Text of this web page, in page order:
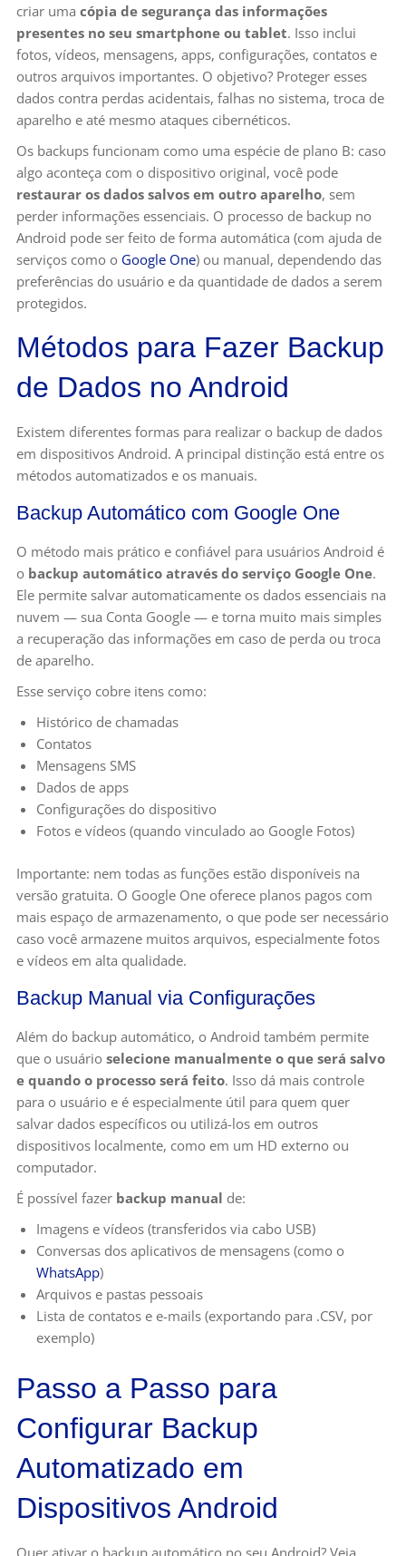
criar uma cópia de segurança das informações
presentes no seu smartphone ou tablet. Isso inclui
fotos, vídeos, mensagens, apps, configurações, contatos e
outros arquivos importantes. O objetivo? Proteger esses
dados contra perdas acidentais, falhas no sistema, troca de
aparelho e até mesmo ataques cibernéticos.
Os backups funcionam como uma espécie de plano B: caso
algo aconteça com o dispositivo original, você pode
restaurar os dados salvos em outro aparelho, sem
perder informações essenciais. O processo de backup no
Android pode ser feito de forma automática (com ajuda de
serviços como o Google One) ou manual, dependendo das
preferências do usuário e da quantidade de dados a serem
protegidos.
Métodos para Fazer Backup
de Dados no Android
Existem diferentes formas para realizar o backup de dados
em dispositivos Android. A principal distinção está entre os
métodos automatizados e os manuais.
Backup Automático com Google One
O método mais prático e confiável para usuários Android é
o backup automático através do serviço Google One.
Ele permite salvar automaticamente os dados essenciais na
nuvem — sua Conta Google — e torna muito mais simples
a recuperação das informações em caso de perda ou troca
de aparelho.
Esse serviço cobre itens como:
Histórico de chamadas
Contatos
Mensagens SMS
Dados de apps
Configurações do dispositivo
Fotos e vídeos (quando vinculado ao Google Fotos)
Importante: nem todas as funções estão disponíveis na
versão gratuita. O Google One oferece planos pagos com
mais espaço de armazenamento, o que pode ser necessário
caso você armazene muitos arquivos, especialmente fotos
e vídeos em alta qualidade.
Backup Manual via Configurações
Além do backup automático, o Android também permite
que o usuário selecione manualmente o que será salvo
e quando o processo será feito. Isso dá mais controle
para o usuário e é especialmente útil para quem quer
salvar dados específicos ou utilizá-los em outros
dispositivos localmente, como em um HD externo ou
computador.
É possível fazer backup manual de:
Imagens e vídeos (transferidos via cabo USB)
Conversas dos aplicativos de mensagens (como o
WhatsApp)
Arquivos e pastas pessoais
Lista de contatos e e-mails (exportando para .CSV, por
exemplo)
Passo a Passo para
Configurar Backup
Automatizado em
Dispositivos Android